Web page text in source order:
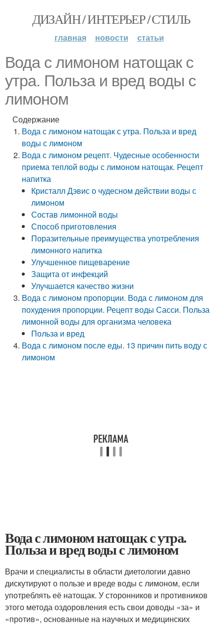
ДИЗАЙН / ИНТЕРЬЕР / СТИЛЬ
главная новости статьи
Вода с лимоном натощак с
утра. Польза и вред воды с
лимоном
Содержание
Вода с лимоном натощак с утра. Польза и вред
воды с лимоном
Вода с лимоном рецепт. Чудесные особенности
приема теплой воды с лимоном натощак. Рецепт
напитка
Кристалл Дэвис о чудесном действии воды с
лимоном
Состав лимонной воды
Способ приготовления
Поразительные преимущества употребления
лимонного напитка
Улучшенное пищеварение
Защита от инфекций
Улучшается качество жизни
Вода с лимоном пропорции. Вода с лимоном для
похудения пропорции. Рецепт воды Сасси. Польза
лимонной воды для организма человека
Польза и вред
Вода с лимоном после еды. 13 причин пить воду с
лимоном
Вода с лимоном натощак с утра.
Польза и вред воды с лимоном
Врачи и специалисты в области диетологии давно
дискутируют о пользе и вреде воды с лимоном, если
употреблять её натощак. У сторонников и противников
этого метода оздоровления есть свои доводы «за» и
«против», основанные на научных и медицинских